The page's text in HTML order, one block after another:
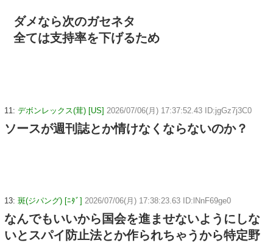
ダメなら次のガセネタ
全ては支持率を下げるため
11: デボンレックス(茸) [US] 2026/07/06(月) 17:37:52.43 ID:jgGz7j3C0
ソースが週刊誌とか情けなくならないのか？
13: 斑(ジパング) [ﾆﾀﾞ] 2026/07/06(月) 17:38:23.63 ID:lNnF69ge0
なんでもいいから国会を進ませないようにしな
いとスパイ防止法とか作られちゃうから特定野